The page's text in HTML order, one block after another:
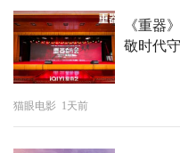
《重器
敬时代
猫眼电影 1天前